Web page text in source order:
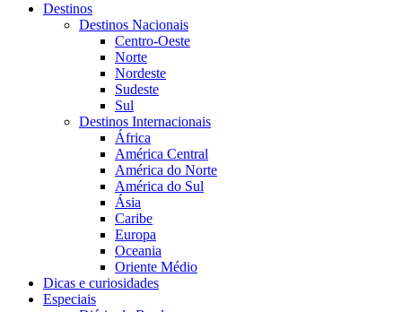
Destinos
Destinos Nacionais
Centro-Oeste
Norte
Nordeste
Sudeste
Sul
Destinos Internacionais
África
América Central
América do Norte
América do Sul
Ásia
Caribe
Europa
Oceania
Oriente Médio
Dicas e curiosidades
Especiais